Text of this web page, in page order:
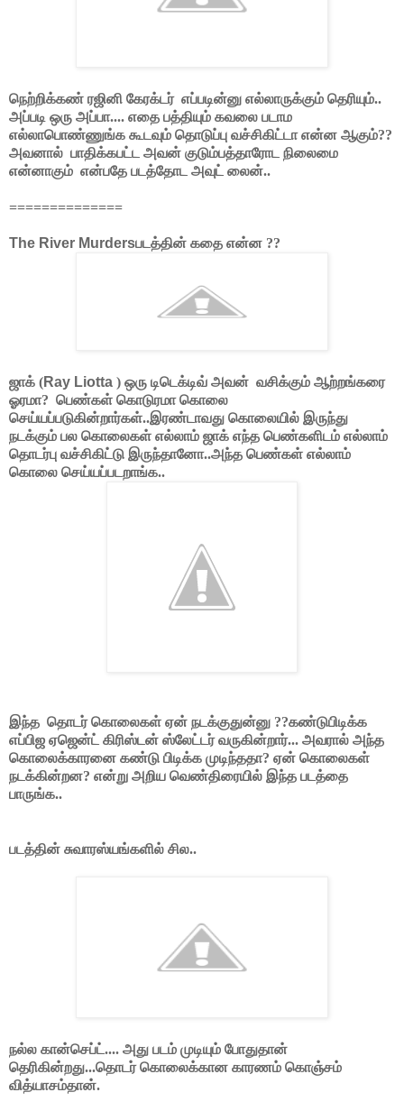
நெற்றிக்கண் ரஜினி கேரக்டர் எப்படின்னு எல்லாருக்கும் தெரியும்..
அப்படி ஒரு அப்பா.... எதை பத்தியும் கவலை படாம
எல்லாபொண்ணுங்க கூடவும் தொடுப்பு வச்சிகிட்டா என்ன ஆகும்??
அவனால் பாதிக்கபட்ட அவன் குடும்பத்தாரோட நிலைமை
என்னாகும் என்பதே படத்தோட அவுட் லைன்..
==============
The River Murdersபடத்தின் கதை என்ன ??
ஜாக் (Ray Liotta ) ஒரு டிடெக்டிவ் அவன் வசிக்கும் ஆற்றங்கரை
ஓரமா? பெண்கள் கொடுரமா கொலை
செய்யப்படுகின்றார்கள்..இரண்டாவது கொலையில் இருந்து
நடக்கும் பல கொலைகள் எல்லாம் ஜாக் எந்த பெண்களிடம் எல்லாம்
தொடர்பு வச்சிகிட்டு இருந்தானோ..அந்த பெண்கள் எல்லாம்
கொலை செய்யப்படறாங்க..
இந்த தொடர் கொலைகள் ஏன் நடக்குதுன்னு ??கண்டுபிடிக்க
எப்பிஜ ஏஜென்ட் கிரிஸ்டன் ஸ்லேட்டர் வருகின்றார்... அவரால் அந்த
கொலைக்காரனை கண்டு பிடிக்க முடிந்ததா? ஏன் கொலைகள்
நடக்கின்றன? என்று அறிய வெண்திரையில் இந்த படத்தை
பாருங்க..
படத்தின் சுவாரஸ்யங்களில் சில..
நல்ல கான்செப்ட்.... அது படம் முடியும் போதுதான்
தெரிகின்றது...தொடர் கொலைக்கான காரணம் கொஞ்சம்
வித்யாசம்தான்.